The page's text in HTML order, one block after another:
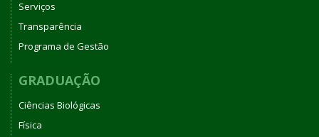
Serviços
Transparência
Programa de Gestão
GRADUAÇÃO
Ciências Biológicas
Física